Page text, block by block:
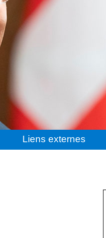
Liens externes